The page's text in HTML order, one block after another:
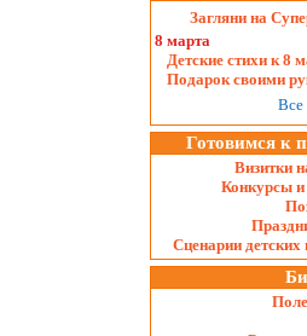
Загляни на
8 марта
Детские стихи к 8
Подарок своими
Все
Готовимся к
Визитки
Конкурсы
Сценарии детских